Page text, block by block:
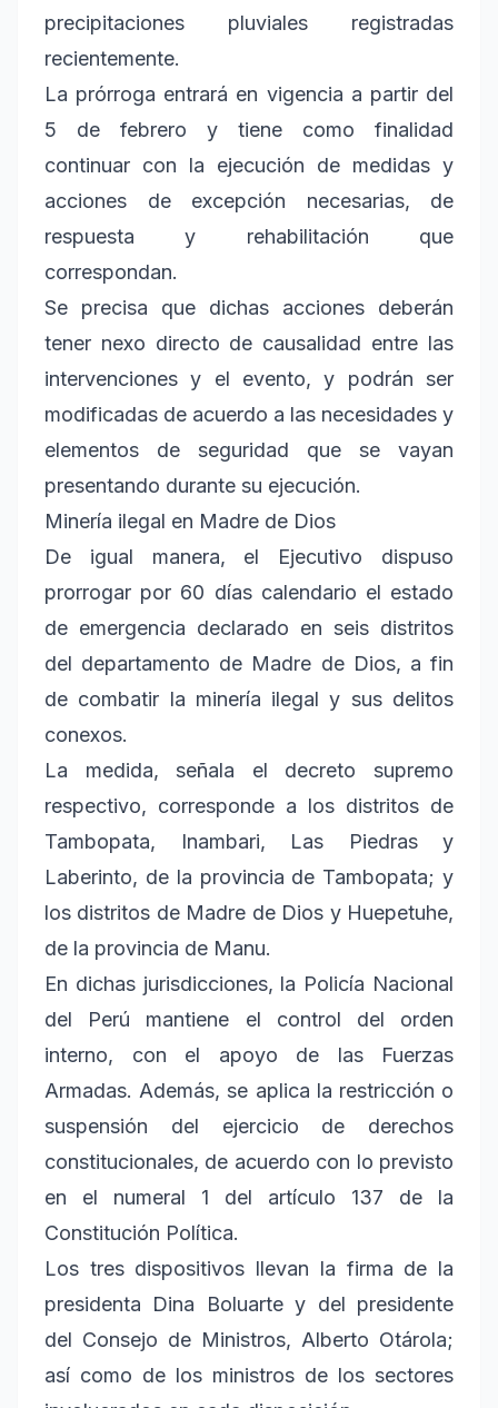
precipitaciones pluviales registradas
recientemente.
La prórroga entrará en vigencia a partir del
5 de febrero y tiene como finalidad
continuar con la ejecución de medidas y
acciones de excepción necesarias, de
respuesta y rehabilitación que
correspondan.
Se precisa que dichas acciones deberán
tener nexo directo de causalidad entre las
intervenciones y el evento, y podrán ser
modificadas de acuerdo a las necesidades y
elementos de seguridad que se vayan
presentando durante su ejecución.
Minería ilegal en Madre de Dios
De igual manera, el Ejecutivo dispuso
prorrogar por 60 días calendario el estado
de emergencia declarado en seis distritos
del departamento de Madre de Dios, a fin
de combatir la minería ilegal y sus delitos
conexos.
La medida, señala el decreto supremo
respectivo, corresponde a los distritos de
Tambopata, Inambari, Las Piedras y
Laberinto, de la provincia de Tambopata; y
los distritos de Madre de Dios y Huepetuhe,
de la provincia de Manu.
En dichas jurisdicciones, la Policía Nacional
del Perú mantiene el control del orden
interno, con el apoyo de las Fuerzas
Armadas. Además, se aplica la restricción o
suspensión del ejercicio de derechos
constitucionales, de acuerdo con lo previsto
en el numeral 1 del artículo 137 de la
Constitución Política.
Los tres dispositivos llevan la firma de la
presidenta Dina Boluarte y del presidente
del Consejo de Ministros, Alberto Otárola;
así como de los ministros de los sectores